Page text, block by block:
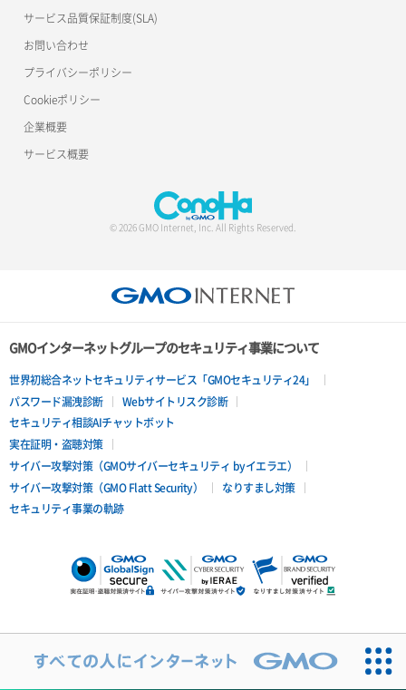
サービス品質保証制度(SLA)
お問い合わせ
プライバシーポリシー
Cookieポリシー
企業概要
サービス概要
© 2026 GMO Internet, Inc. All Rights Reserved.
GMOインターネットグループのセキュリティ事業について
世界初総合ネットセキュリティサービス「GMOセキュリティ24」
パスワード漏洩診断
Webサイトリスク診断
セキュリティ相談AIチャットボット
実在証明・盗聴対策
サイバー攻撃対策（GMOサイバーセキュリティ byイエラエ）
サイバー攻撃対策（GMO Flatt Security）
なりすまし対策
セキュリティ事業の軌跡